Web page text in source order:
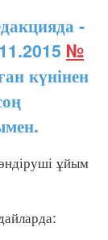
-
№
күнінен
ұйым